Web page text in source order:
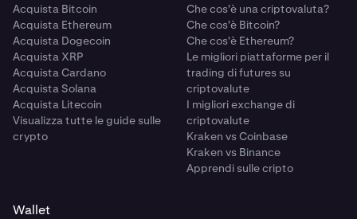
Acquista Bitcoin
Acquista Ethereum
Acquista Dogecoin
Acquista XRP
Acquista Cardano
Acquista Solana
Acquista Litecoin
Visualizza tutte le guide sulle
crypto
Che cos'è una criptovaluta?
Che cos'è Bitcoin?
Che cos'è Ethereum?
Le migliori piattaforme per il
trading di futures su
criptovalute
I migliori exchange di
criptovalute
Kraken vs Coinbase
Kraken vs Binance
Apprendi sulle cripto
Wallet